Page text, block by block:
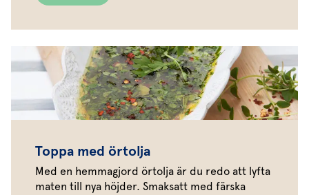
Toppa med örtolja
Med en hemmagjord örtolja är du redo att lyfta
maten till nya höjder. Smaksatt med färska